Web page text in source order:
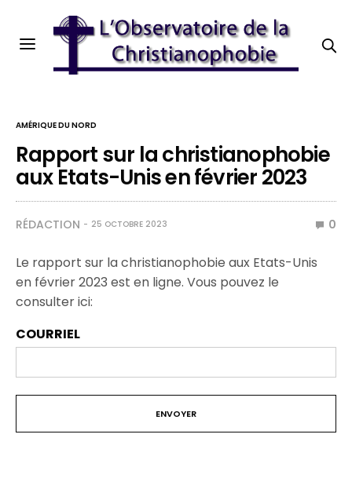
AMÉRIQUE DU NORD
Rapport sur la christianophobie
aux Etats-Unis en février 2023
RÉDACTION 25 OCTOBRE 2023 0
Le rapport sur la christianophobie aux Etats-Unis
en février 2023 est en ligne. Vous pouvez le
consulter ici:
COURRIEL